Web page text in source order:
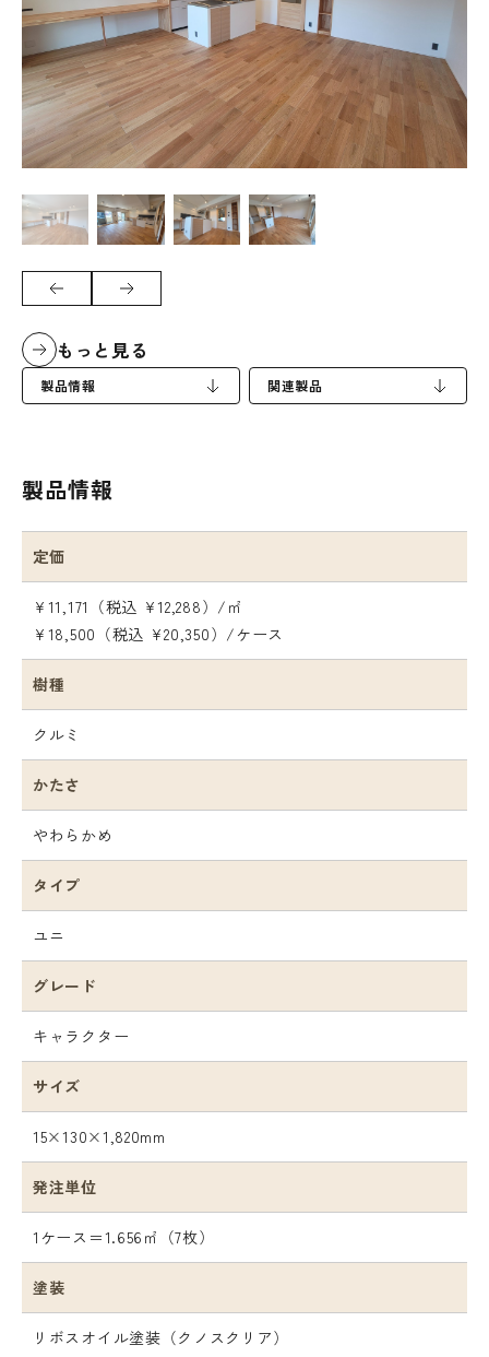
もっと見る
製品情報 関連製品
製品情報
定価
¥11,171（税込 ¥12,288）/㎡
¥18,500（税込 ¥20,350）/ケース
樹種
クルミ
かたさ
やわらかめ
タイプ
ユニ
グレード
キャラクター
サイズ
15×130×1,820mm
発注単位
1ケース＝1.656㎡（7枚）
塗装
リボスオイル塗装（クノスクリア）